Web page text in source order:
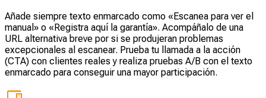
Añade siempre texto enmarcado como «Escanea para ver el
manual» o «Registra aquí la garantía». Acompáñalo de una
URL alternativa breve por si se produjeran problemas
excepcionales al escanear. Prueba tu llamada a la acción
(CTA) con clientes reales y realiza pruebas A/B con el texto
enmarcado para conseguir una mayor participación.